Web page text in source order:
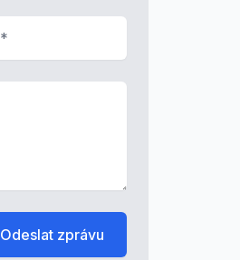
Odeslat zprávu